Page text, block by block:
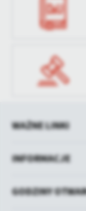
WAŻNE LINKI
INFORMACJE
GODZINY